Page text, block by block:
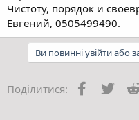
Чистоту, порядок и
Евгений, 0505499490.
Ви повинні увійти або
Поділитися: Facebook